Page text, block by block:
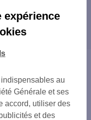
les
expérience
au
Générale et ses
accord, utiliser des
et des